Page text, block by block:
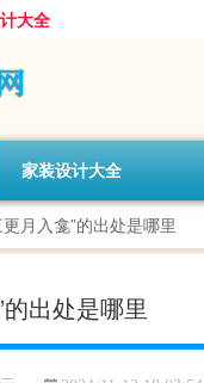
大全
家装设计大全
月入龛”的出处是哪里
出处是哪里